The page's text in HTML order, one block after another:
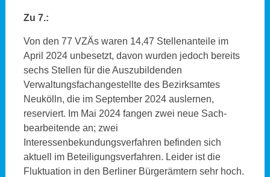
Zu 7.:
Von den 77 VZÄs waren 14,47 Stellenanteile im
April 2024 unbesetzt, davon wurden jedoch bereits
sechs Stellen für die Auszubildenden
Verwaltungsfachangestellte des Bezirksamtes
Neukölln, die im September 2024 auslernen,
reserviert. Im Mai 2024 fangen zwei neue Sach-
bearbeitende an; zwei
Interessenbekundungsverfahren befinden sich
aktuell im Beteiligungsverfahren. Leider ist die
Fluktuation in den Berliner Bürgerämtern sehr hoch.